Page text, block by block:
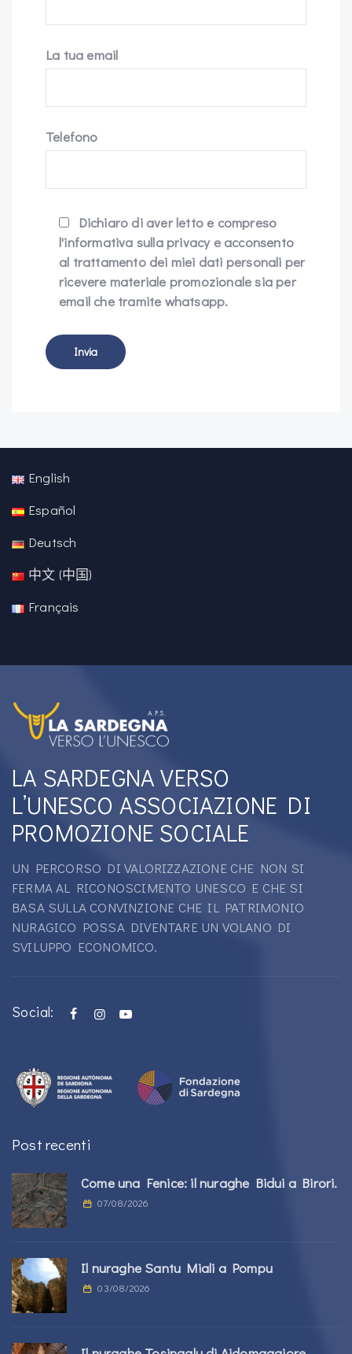
La tua email
Telefono
Dichiaro di aver letto e compreso
l'informativa sulla privacy e acconsento
al trattamento dei miei dati personali per
ricevere materiale promozionale sia per
email che tramite whatsapp.
English
Español
Deutsch
中文 (中国)
Français
LA SARDEGNA VERSO
L’UNESCO ASSOCIAZIONE DI
PROMOZIONE SOCIALE
UN PERCORSO DI VALORIZZAZIONE CHE NON SI
FERMA AL RICONOSCIMENTO UNESCO E CHE SI
BASA SULLA CONVINZIONE CHE IL PATRIMONIO
NURAGICO POSSA DIVENTARE UN VOLANO DI
SVILUPPO ECONOMICO.
Social:
Post recenti
Come una Fenice: il nuraghe Bidui a Birori.
07/08/2026
Il nuraghe Santu Miali a Pompu
03/08/2026